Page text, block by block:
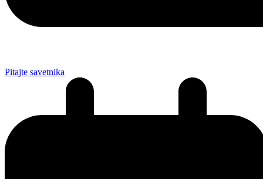
Pitajte savetnika